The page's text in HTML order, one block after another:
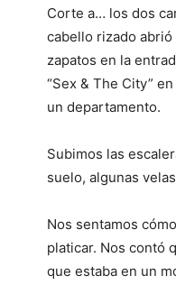
Corte a… los dos
cabello rizado
zapatos en la
“Sex & The City”
un departamento.
Subimos las
suelo, algunas
Nos sentamos
platicar. Nos contó
que estaba en un